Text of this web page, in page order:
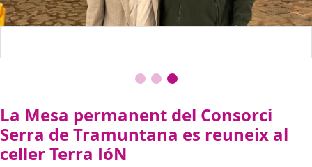
La Mesa permanent del Consorci
Serra de Tramuntana es reuneix al
celler Terra IóN